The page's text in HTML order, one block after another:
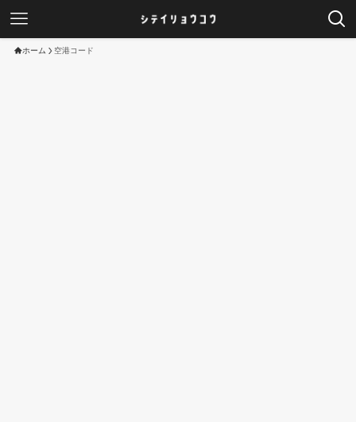
ホーム 空港コード